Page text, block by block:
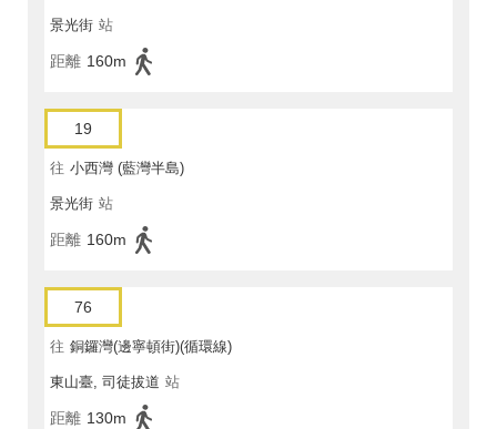
景光街 站
距離 160m
19
往 小西灣 (藍灣半島)
景光街 站
距離 160m
76
往 銅鑼灣(邊寧頓街)(循環線)
東山臺, 司徒拔道 站
距離 130m